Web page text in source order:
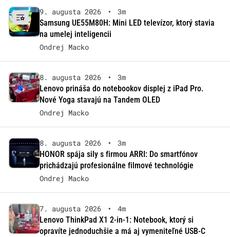
9. augusta 2026 •
3m
Samsung UE55M80H: Mini LED televízor, ktorý stavia
na umelej inteligencii
Ondrej Macko
8. augusta 2026 •
3m
Lenovo prináša do notebookov displej z iPad Pro.
Nové Yoga stavajú na Tandem OLED
Ondrej Macko
8. augusta 2026 •
3m
HONOR spája sily s firmou ARRI: Do smartfónov
prichádzajú profesionálne filmové technológie
Ondrej Macko
7. augusta 2026 •
4m
Lenovo ThinkPad X1 2-in-1: Notebook, ktorý si
opravíte jednoduchšie a má aj vymeniteľné USB-C